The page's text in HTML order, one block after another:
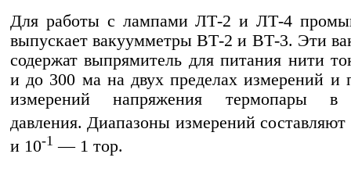
Для работы с лампами ЛТ-2 и ЛТ-4
выпускает вакуумметры ВТ-2 и ВТ-3. Эти
содержат выпрямитель для питания нити
и до 300 ма на двух пределах измерений и
измерений напряжения термопары в
давления. Диапазоны измерений составляют
и 10-1 — 1 тор.